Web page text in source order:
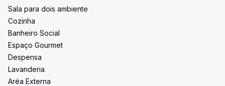
Sala para dois ambiente
Cozinha
Banheiro Social
Espaço Gourmet
Despensa
Lavanderia
Aréa Externa